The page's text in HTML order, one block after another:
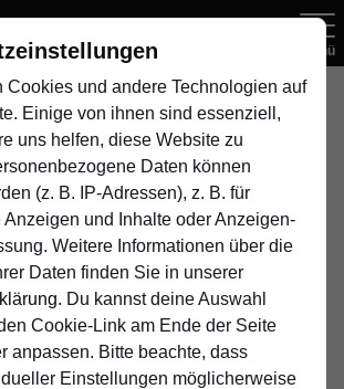
Cookies und andere Technologien auf
Einige von ihnen sind essenziell,
uns helfen, diese Website zu
Daten können
(z. B. IP-Adressen), z. B. für
und Inhalte oder Anzeigen-
Weitere Informationen über die
Daten finden Sie in unserer
. Du kannst deine Auswahl
Cookie-Link am Ende der Seite
anpassen. Bitte beachte, dass
Einstellungen möglicherweise
Menü
Gr. 5 , 27. Spieltag
2:2
(0:0)
SV Genc Osman
Duisburg
1. Mannschaft